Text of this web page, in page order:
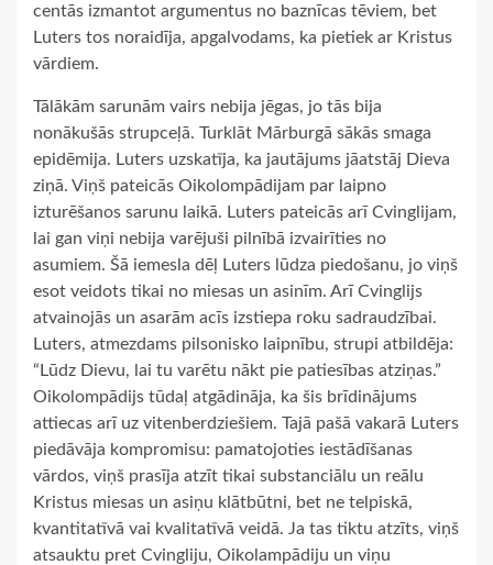
centās izmantot argumentus no baznīcas tēviem, bet
Luters tos noraidīja, apgalvodams, ka pietiek ar Kristus
vārdiem.
Tālākām sarunām vairs nebija jēgas, jo tās bija
nonākušās strupceļā. Turklāt Mārburgā sākās smaga
epidēmija. Luters uzskatīja, ka jautājums jāatstāj Dieva
ziņā. Viņš pateicās Oikolompādijam par laipno
izturēšanos sarunu laikā. Luters pateicās arī Cvinglijam,
lai gan viņi nebija varējuši pilnībā izvairīties no
asumiem. Šā iemesla dēļ Luters lūdza piedošanu, jo viņš
esot veidots tikai no miesas un asinīm. Arī Cvinglijs
atvainojās un asarām acīs izstiepa roku sadraudzībai.
Luters, atmezdams pilsonisko laipnību, strupi atbildēja:
“Lūdz Dievu, lai tu varētu nākt pie patiesības atziņas.”
Oikolompādijs tūdaļ atgādināja, ka šis brīdinājums
attiecas arī uz vitenberdziešiem. Tajā pašā vakarā Luters
piedāvāja kompromisu: pamatojoties iestādīšanas
vārdos, viņš prasīja atzīt tikai substanciālu un reālu
Kristus miesas un asiņu klātbūtni, bet ne telpiskā,
kvantitatīvā vai kvalitatīvā veidā. Ja tas tiktu atzīts, viņš
atsauktu pret Cvingliju, Oikolampādiju un viņu